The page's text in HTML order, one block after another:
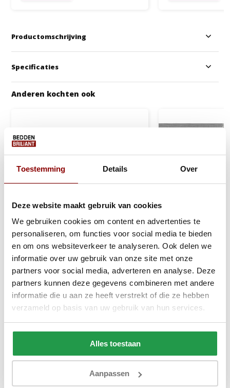
Toestemming Details Over
Deze website maakt gebruik van cookies
We gebruiken cookies om content en advertenties te
personaliseren, om functies voor social media te bieden
en om ons websiteverkeer te analyseren. Ook delen we
informatie over uw gebruik van onze site met onze
partners voor social media, adverteren en analyse. Deze
partners kunnen deze gegevens combineren met andere
informatie die u aan ze heeft verstrekt of die ze hebben
verzameld op basis van uw gebruik van hun services.
Alles toestaan
Aanpassen
Productomschrijving
Specificaties
Anderen kochten ook
Handverstelbare Lattenbodem
42 Lats
Ca. 5-10 werkdagen
Bekijken
Dubbel Jersey
Hoeslaken
1 tot 2
Bekijken